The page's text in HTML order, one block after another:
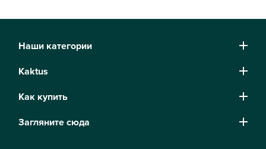
Наши категории
Kaktus
Как купить
Загляните сюда